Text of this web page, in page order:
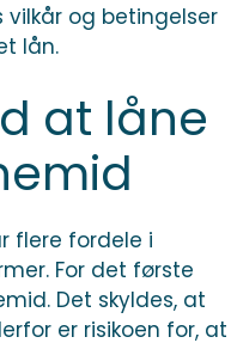
og betingelser
lån.
at låne
flere fordele i
For det første
Det skyldes, at
er risikoen for, at